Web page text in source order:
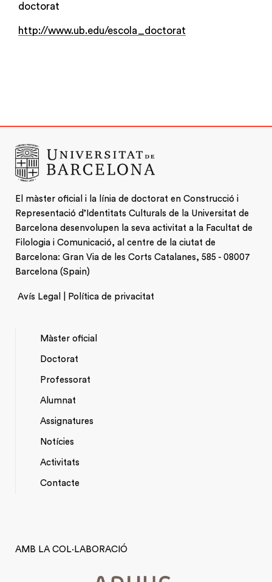
doctorat
http://www.ub.edu/escola_doctorat
El màster oficial i la línia de doctorat en Construcció i
Representació d’Identitats Culturals de la Universitat de
Barcelona desenvolupen la seva activitat a la Facultat de
Filologia i Comunicació, al centre de la ciutat de
Barcelona: Gran Via de les Corts Catalanes, 585 - 08007
Barcelona (Spain)
Avís Legal | Política de privacitat
PRINCIPAL
Màster oficial
Doctorat
Professorat
Alumnat
Assignatures
MENU
Notícies
Activitats
Contacte
AMB LA COL·LABORACIÓ